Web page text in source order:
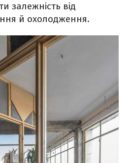
залежність від
й охолодження.